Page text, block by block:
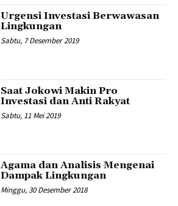
Urgensi Investasi Berwawasan
Lingkungan
Sabtu, 7 Desember 2019
Saat Jokowi Makin Pro
Investasi dan Anti Rakyat
Sabtu, 11 Mei 2019
Agama dan Analisis Mengenai
Dampak Lingkungan
Minggu, 30 Desember 2018